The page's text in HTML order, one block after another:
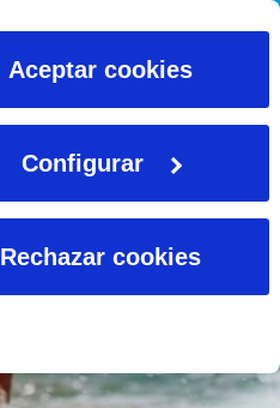
Aceptar cookies
Configurar
Rechazar cookies